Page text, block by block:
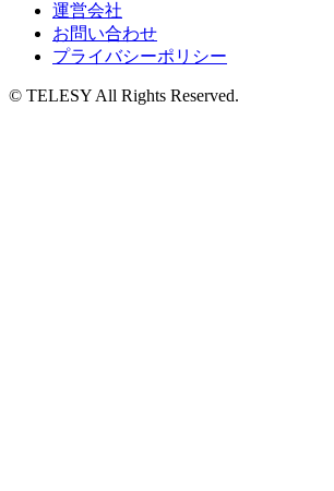
運営会社
お問い合わせ
プライバシーポリシー
© TELESY All Rights Reserved.